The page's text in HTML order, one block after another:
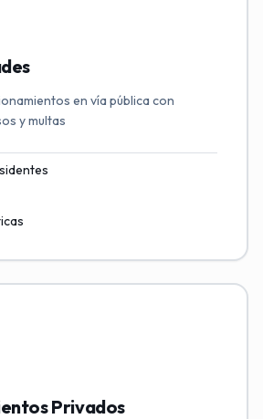
en vía pública con
y multas
Privados